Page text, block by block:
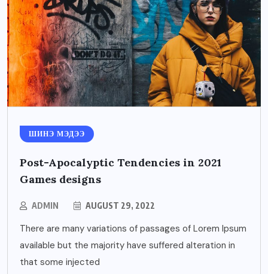
ШИНЭ МЭДЭЭ
Post-Apocalyptic Tendencies in 2021
Games designs
ADMIN AUGUST 29, 2022
There are many variations of passages of Lorem Ipsum
available but the majority have suffered alteration in
that some injected